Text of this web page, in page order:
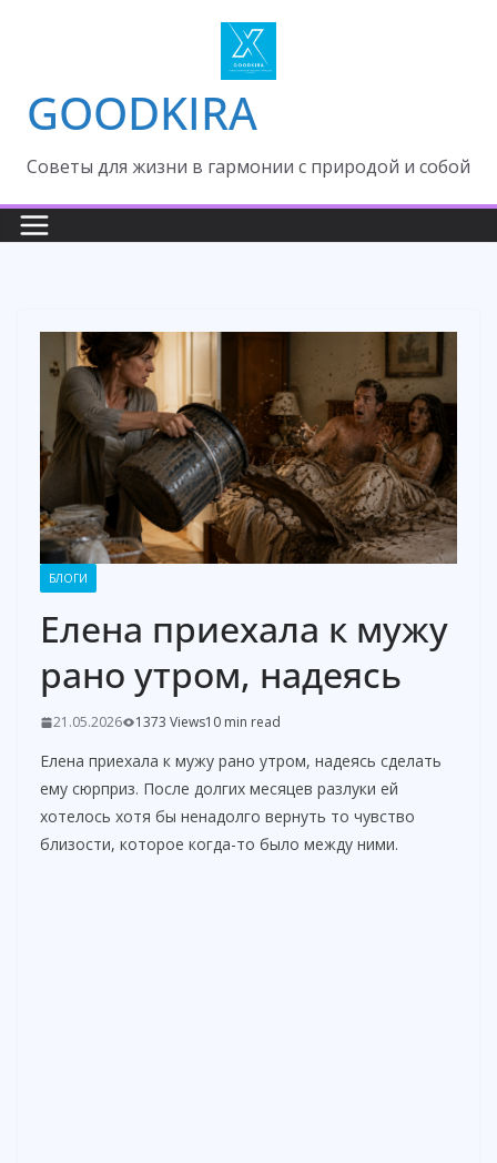
GOODKIRA
Cоветы для жизни в гармонии с природой и собой
БЛОГИ
Елена приехала к мужу
рано утром, надеясь
21.05.2026 1373 Views10 min read
Елена приехала к мужу рано утром, надеясь сделать
ему сюрприз. После долгих месяцев разлуки ей
хотелось хотя бы ненадолго вернуть то чувство
близости, которое когда-то было между ними.